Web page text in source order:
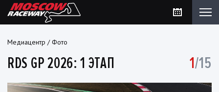
Медиацентр /Фото
RDS GP 2026: 1 ЭТАП 1/15